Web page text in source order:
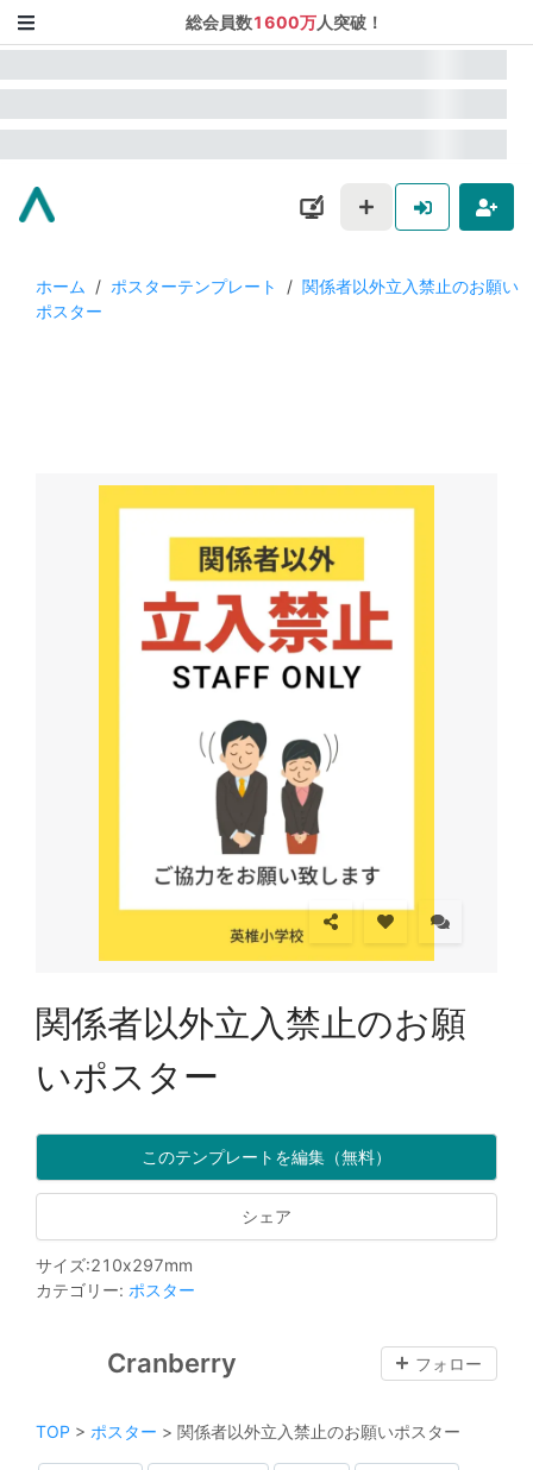
総会員数1600万人突破！
ホーム / ポスターテンプレート / 関係者以外立入禁止のお願い
ポスター
関係者以外立入禁止のお願
いポスター
このテンプレートを編集（無料）
シェア
サイズ:210x297mm
カテゴリー: ポスター
Cranberry フォロー
TOP > ポスター > 関係者以外立入禁止のお願いポスター